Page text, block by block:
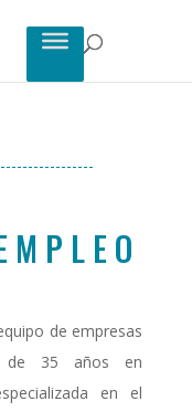
de empresas
de 35 años en
en el